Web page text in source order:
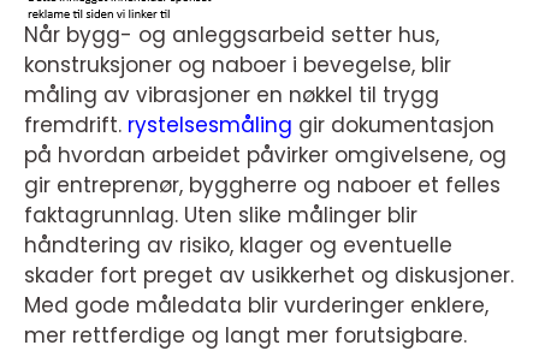
Når bygg- og anleggsarbeid setter hus,
konstruksjoner og naboer i bevegelse, blir
måling av vibrasjoner en nøkkel til trygg
fremdrift. rystelsesmåling gir dokumentasjon
på hvordan arbeidet påvirker omgivelsene, og
gir entreprenør, byggherre og naboer et felles
faktagrunnlag. Uten slike målinger blir
håndtering av risiko, klager og eventuelle
skader fort preget av usikkerhet og diskusjoner.
Med gode måledata blir vurderinger enklere,
mer rettferdige og langt mer forutsigbare.